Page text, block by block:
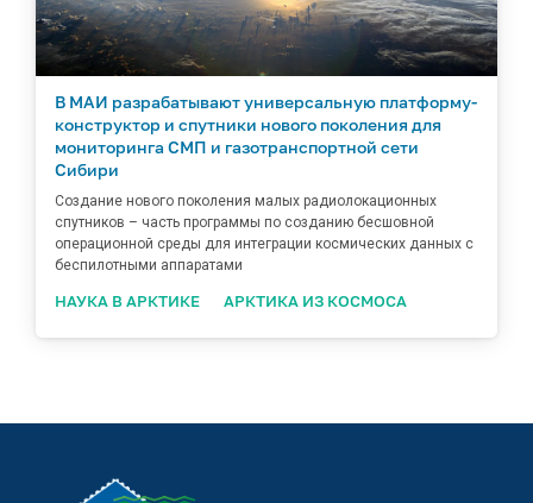
В МАИ разрабатывают универсальную платформу-
конструктор и спутники нового поколения для
мониторинга СМП и газотранспортной сети
Сибири
Создание нового поколения малых радиолокационных
спутников – часть программы по созданию бесшовной
операционной среды для интеграции космических данных с
беспилотными аппаратами
НАУКА В АРКТИКЕ АРКТИКА ИЗ КОСМОСА